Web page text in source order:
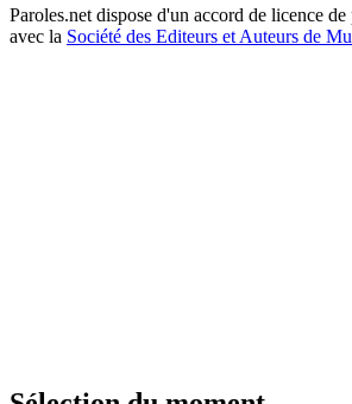
Paroles.net dispose d'un accord de licence de
avec la Société des Editeurs et Auteurs de